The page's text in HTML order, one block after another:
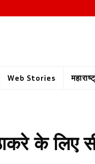
Web Stories
के लिए